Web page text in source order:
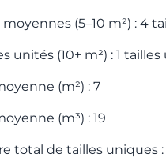
(5–10 m²) : 4
unités (10+ m²) : 1
(m²) : 7
(m³) : 19
total de tailles uniques :